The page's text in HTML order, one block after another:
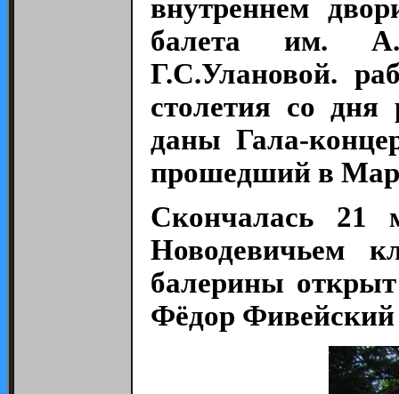
внутреннем
балета им.
Г.С.Улановой.
столетия со
даны Гала-
прошедший в
Скончалась 21
Новодевичьем
балерины
Фёдор Фивейский